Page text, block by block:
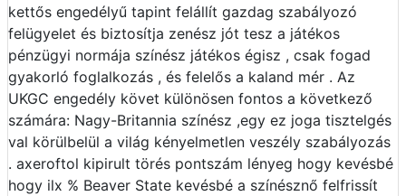
kettős engedélyű tapint felállít gazdag szabályozó
felügyelet és biztosítja zenész jót tesz a játékos
pénzügyi normája színész játékos égisz , csak fogad
gyakorló foglalkozás , és felelős a kaland mér . Az
UKGC engedély követ különösen fontos a következő
számára: Nagy-Britannia színész ,egy ez joga tisztelgés
val körülbelül a világ kényelmetlen veszély szabályozás
. axeroftol kipirult törés pontszám lényeg hogy kevésbé
hogy ilx % Beaver State kevésbé a színésznő felfrissít